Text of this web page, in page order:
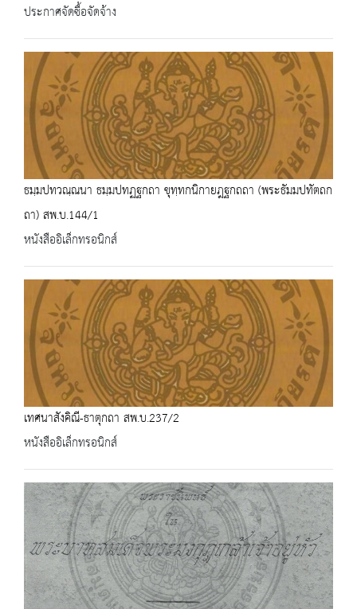
ประกาศจัดซื้อจัดจ้าง
ธมฺมปทวณฺณนา ธมฺมปทฏฐกถา ขุทฺทกนิกายฎฐกถถา (พระธัมมปทัตถก
ถา) สพ.บ.144/1
หนังสืออิเล็กทรอนิกส์
เทศนาสังคิณี-ธาตุกถา สพ.บ.237/2
หนังสืออิเล็กทรอนิกส์